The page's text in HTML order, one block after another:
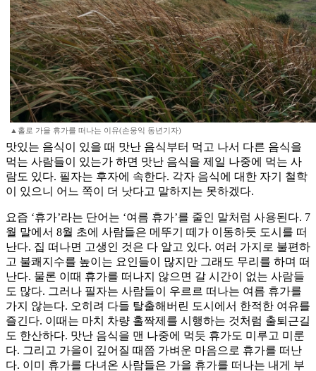
▲홀로 가을 휴가를 떠나는 이유(손웅익 동년기자)
맛있는 음식이 있을 때 맛난 음식부터 먹고 나서 다른 음식을
먹는 사람들이 있는가 하면 맛난 음식을 제일 나중에 먹는 사
람도 있다. 필자는 후자에 속한다. 각자 음식에 대한 자기 철학
이 있으니 어느 쪽이 더 낫다고 말하지는 못하겠다.
요즘 ‘휴가’라는 단어는 ‘여름 휴가’를 줄인 말처럼 사용된다. 7
월 말에서 8월 초에 사람들은 메뚜기 떼가 이동하듯 도시를 떠
난다. 집 떠나면 고생인 것은 다 알고 있다. 여러 가지로 불편하
고 불쾌지수를 높이는 요인들이 많지만 그래도 무리를 하며 떠
난다. 물론 이때 휴가를 떠나지 않으면 갈 시간이 없는 사람들
도 많다. 그러나 필자는 사람들이 우르르 떠나는 여름 휴가를
가지 않는다. 오히려 다들 탈출해버린 도시에서 한적한 여유를
즐긴다. 이때는 마치 차량 홀짝제를 시행하는 것처럼 출퇴근길
도 한산하다. 맛난 음식을 맨 나중에 먹듯 휴가도 미루고 미룬
다. 그리고 가을이 깊어질 때쯤 가벼운 마음으로 휴가를 떠난
다. 이미 휴가를 다녀온 사람들은 가을 휴가를 떠나는 내게 부